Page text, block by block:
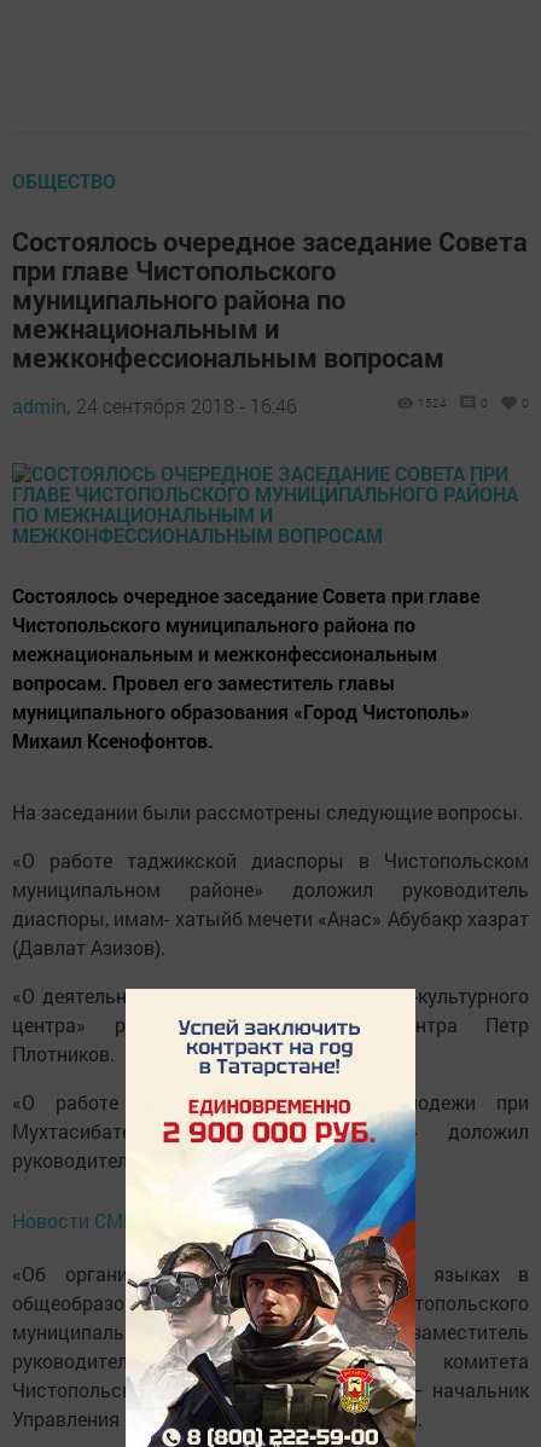
ОБЩЕСТВО
Состоялось очередное заседание Совета
при главе Чистопольского
муниципального района по
межнациональным и
межконфессиональным вопросам
admin, 24 сентября 2018 - 16:46 1524 0 0
Состоялось очередное заседание Совета при главе
Чистопольского муниципального района по
межнациональным и межконфессиональным
вопросам. Провел его заместитель главы
муниципального образования «Город Чистополь»
Михаил Ксенофонтов.
На заседании были рассмотрены следующие вопросы.
«О работе таджикской диаспоры в Чистопольском
муниципальном районе» доложил руководитель
диаспоры, имам- хатыйб мечети «Анас» Абубакр хазрат
(Давлат Азизов).
«О деятельности чувашского национально-культурного
центра» рассказал руководитель центра Петр
Плотников.
«О работе Союза мусульманской молодежи при
Мухтасибате Чистопольского района» доложил
руководитель Союза Радик Вафин.
Новости СМИ2
«Об организации обучения на родных языках в
общеобразовательных школах Чистопольского
муниципального района рассказал заместитель
руководителя ИМсполнительного комитета
Чистопольского муниципального района – начальник
Управления образования Гусман Набиуллин.